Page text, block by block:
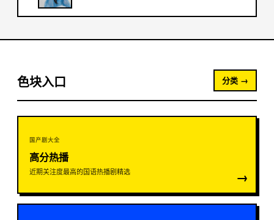
色块入口 分类 →
国产剧大全
高分热播
近期关注度最高的国语热播剧精选 →